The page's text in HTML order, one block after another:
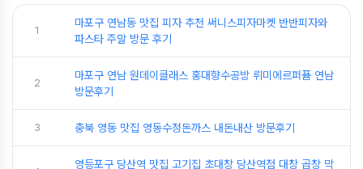
1
마포구 연남동 맛집 피자 추천 써니스피자마켓 반반피자와
파스타 주말 방문 후기
2
마포구 연남 원데이클래스 홍대향수공방 뤼미에르퍼퓸 연남
방문후기
3 충북 영동 맛집 영동수정돈까스 내돈내산 방문후기
영등포구 당산역 맛집 고기집 초대창 당산역점 대창 곱창 막